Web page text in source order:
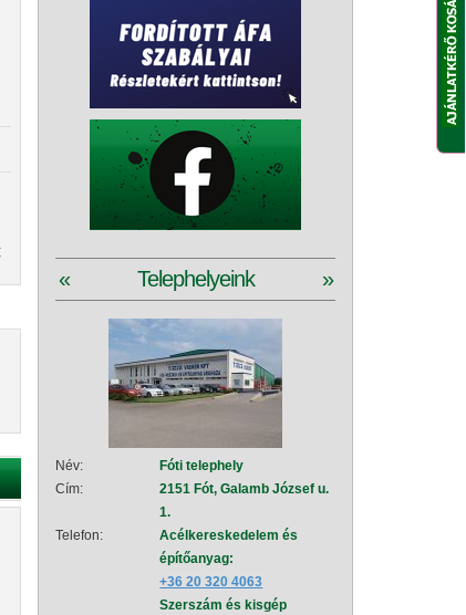
Telephelyeink
« »
Név:
Fóti telephely
Cím:
2151 Fót, Galamb József u.
1.
Telefon:
Acélkereskedelem és
építőanyag:
+36 20 320 4063
Szerszám és kisgép